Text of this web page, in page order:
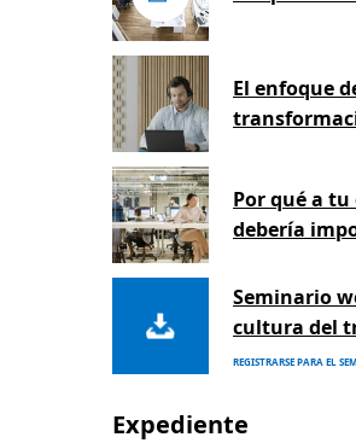
El enfoque
Por qué a
debería
Seminario
cultura del
REGISTRARSE PARA EL
Expediente